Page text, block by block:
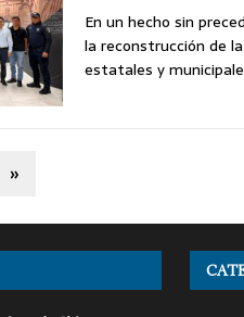
En un hecho sin
la reconstrucción de
estatales y
»